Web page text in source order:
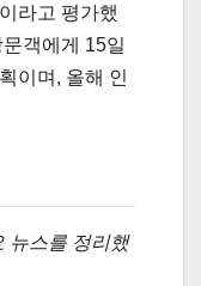
라고 평가했
객에게 15일
이며, 올해 인
뉴스를 정리했